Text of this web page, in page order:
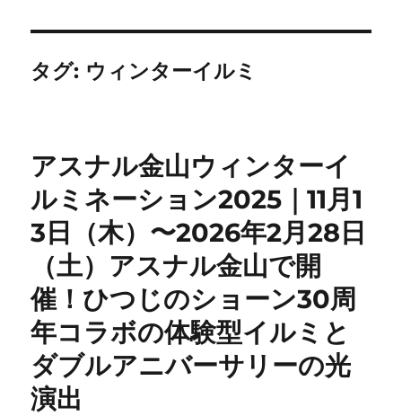
タグ: ウィンターイルミ
アスナル金山ウィンターイ
ルミネーション2025｜11月1
3日（木）〜2026年2月28日
（土）アスナル金山で開
催！ひつじのショーン30周
年コラボの体験型イルミと
ダブルアニバーサリーの光
演出